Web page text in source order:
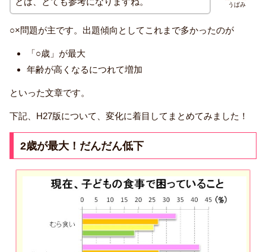
うぱみ
○×問題が主です。出題傾向としてこれまで多かったのが
「○歳」が最大
年齢が高くなるにつれて増加
といった文章です。
下記、H27版について、変化に着目してまとめてみました！
2歳が最大！だんだん低下